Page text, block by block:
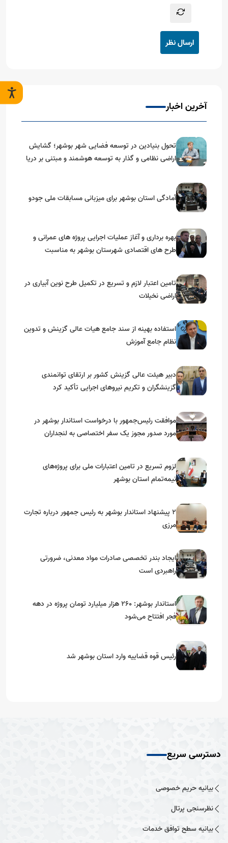
ارسال نظر
آخرین اخبار
تحول بنیادین در توسعه فضایی شهر بوشهر؛ گشایش
اراضی نظامی و گذار به توسعه هوشمند و مبتنی بر دریا
آمادگی استان بوشهر برای میزبانی مسابقات ملی جودو
بهره برداری و آغاز عملیات اجرایی پروژه های عمرانی و
طرح های اقتصادی شهرستان بوشهر به مناسبت
تامین اعتبار لازم و تسریع در تکمیل طرح نوین آبیاری در
اراضی نخیلات
استفاده بهینه از سند جامع هیات عالی گزینش و‌ تدوین
نظام جامع آموزش
دبیر هیئت عالی گزینش کشور بر ارتقای توانمندی
گزینشگران و تکریم نیروهای اجرایی تأکید کرد
موافقت رئیس‌جمهور با درخواست استاندار بوشهر در
مورد صدور مجوز یک سفر اختصاصی به لنجداران
لزوم تسریع در تامین اعتبارات ملی برای پروژه‌های
نیمه‌تمام استان بوشهر
۲ پیشنهاد استاندار بوشهر به رئیس جمهور درباره تجارت
مرزی
ایجاد بندر تخصصی صادرات مواد معدنی، ضرورتی
راهبردی است
استاندار بوشهر: ۲۶۰ هزار میلیارد تومان پروژه در دهه
فجر افتتاح می‌شود
رئیس قوه قضاییه وارد استان بوشهر شد
دسترسی سریع
بیانیه حریم خصوصی
نظرسنجی پرتال
بیانیه سطح توافق خدمات